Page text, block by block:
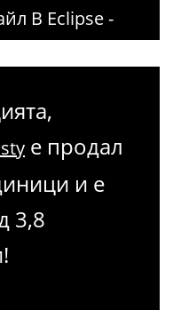
В Eclipse -
е продал
и е
3,8